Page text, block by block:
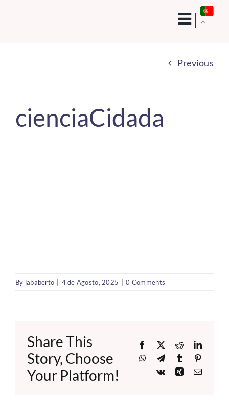
Previous
cienciaCidada
By lababerto 4 de Agosto, 2025 0 Comments
Share This
Story, Choose
Your Platform!
Facebook
X Reddit
WhatsApp
TelegramTumblr
Vk
XingEmail